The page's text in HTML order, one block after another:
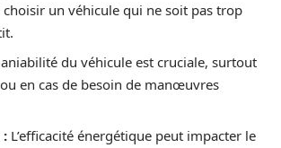
un véhicule qui ne soit pas trop
du véhicule est cruciale, surtout
en cas de besoin de manœuvres
: L’efficacité énergétique peut impacter le